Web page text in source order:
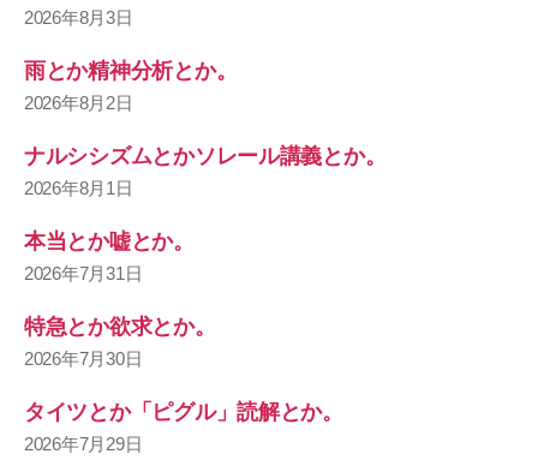
2026年8月3日
雨とか精神分析とか。
2026年8月2日
ナルシシズムとかソレール講義とか。
2026年8月1日
本当とか嘘とか。
2026年7月31日
特急とか欲求とか。
2026年7月30日
タイツとか「ピグル」読解とか。
2026年7月29日